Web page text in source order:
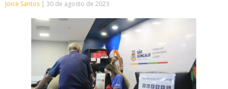
Joice Santos 30 de agosto de 2023